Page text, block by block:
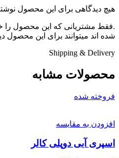
هیچ دیدگاهی برای این محصول
.فقط مشتریانی که این محصول را
شده اند میتوانند برای این محصول
Shipping & Delivery
محصولات مشابه
فروخته شده
افزودن به مقایسه
اسپری آبی دوپلی کالر